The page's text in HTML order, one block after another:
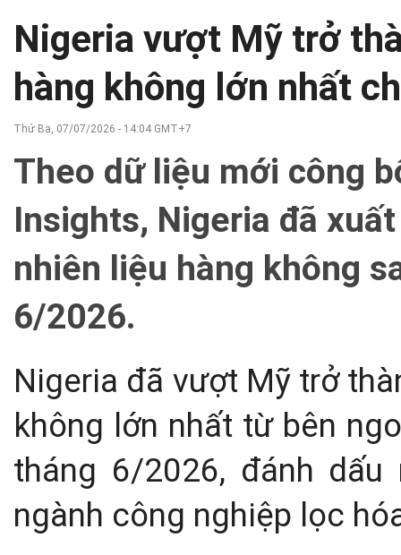
Nigeria vượt Mỹ trở
hàng không lớn nhất
Thứ Ba, 07/07/2026 - 14:04 GMT+7
Theo dữ liệu mới công
Insights, Nigeria đã
nhiên liệu hàng không
6/2026.
Nigeria đã vượt Mỹ trở
không lớn nhất từ bên
tháng 6/2026, đánh
ngành công nghiệp lọc